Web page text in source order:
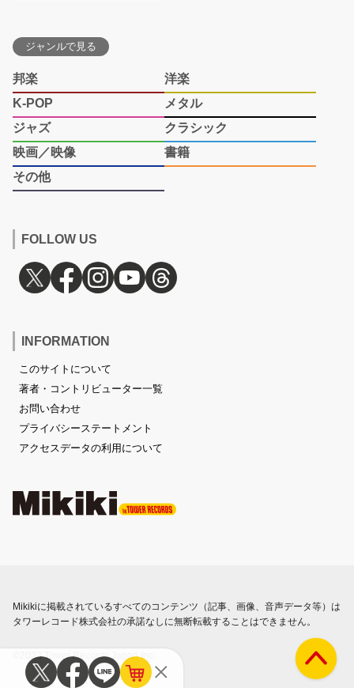
ジャンルで見る
邦楽
洋楽
K-POP
メタル
ジャズ
クラシック
映画／映像
書籍
その他
FOLLOW US
INFORMATION
このサイトについて
著者・コントリビューター一覧
お問い合わせ
プライバシーステートメント
アクセスデータの利用について
Mikikiに掲載されているすべてのコンテンツ（記事、画像、音声データ等）は
タワーレコード株式会社の承諾なしに無断転載することはできません。
©2023 Tower Records Japan Inc.